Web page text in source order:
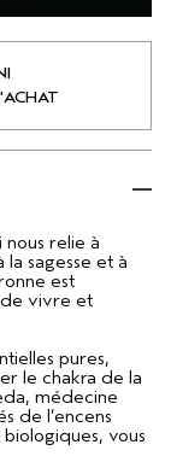
relie à
la sagesse et à
est
de vivre et
pures,
le chakra de la
médecine
de l’encens
vous